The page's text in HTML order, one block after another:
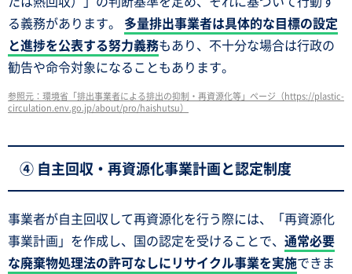
る義務があります。 多量排出事業者は具体的な目標の設定
と進捗を公表する努力義務もあり、不十分な場合は行政の
勧告や命令対象になることもあります。
参照元：環境省「排出事業者による排出の抑制・再資源化等」ページ（https://plastic-
circulation.env.go.jp/about/pro/haishutsu）
④ 自主回収・再資源化事業計画と認定制度
事業者が自主回収して再資源化を行う際には、「再資源化
事業計画」を作成し、国の認定を受けることで、 通常必要
な廃棄物処理法の許可なしにリサイクル事業を実施できま